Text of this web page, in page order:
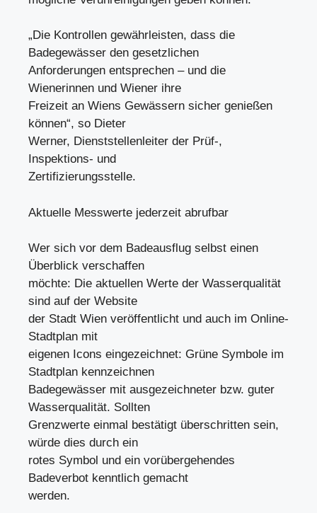
„Die Kontrollen gewährleisten, dass die
Badegewässer den gesetzlichen
Anforderungen entsprechen – und die
Wienerinnen und Wiener ihre
Freizeit an Wiens Gewässern sicher genießen
können“, so Dieter
Werner, Dienststellenleiter der Prüf-,
Inspektions- und
Zertifizierungsstelle.
Aktuelle Messwerte jederzeit abrufbar
Wer sich vor dem Badeausflug selbst einen
Überblick verschaffen
möchte: Die aktuellen Werte der Wasserqualität
sind auf der Website
der Stadt Wien veröffentlicht und auch im Online-
Stadtplan mit
eigenen Icons eingezeichnet: Grüne Symbole im
Stadtplan kennzeichnen
Badegewässer mit ausgezeichneter bzw. guter
Wasserqualität. Sollten
Grenzwerte einmal bestätigt überschritten sein,
würde dies durch ein
rotes Symbol und ein vorübergehendes
Badeverbot kenntlich gemacht
werden.